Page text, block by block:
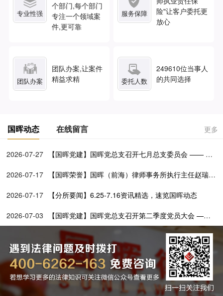
专业性强
个部门,每个部门
专注一个领域案
件,更可靠
服务保障
险"让客户委托更
放心

团队办案
团队办案,让案件
精益求精

委托人数
249610位当事人
的共同选择
更多
国晖动态 在线留言
2026-07-27
【国晖党建】国晖党总支召开七月总支委员会 —— 学
2026-07-17
【国晖荣誉】国晖（前海）律师事务所执行主任赵瑞媛
2026-07-17
【分所要闻】6.25-7.16资讯精选，速览国晖动态
2026-07-03
【国晖党建】国晖党总支召开第二季度党员大会 ——
党建引领公益路 法律服务暖基层